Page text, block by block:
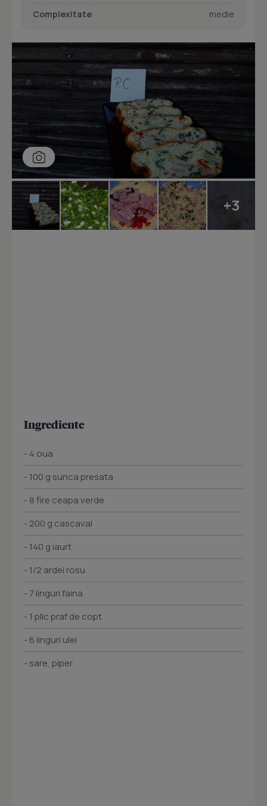
Complexitate
medie
+3
Ingrediente
- 4 oua
- 100 g sunca presata
- 8 fire ceapa verde
- 200 g cascaval
- 140 g iaurt
- 1/2 ardei rosu
- 7 linguri faina
- 1 plic praf de copt
- 6 linguri ulei
- sare, piper